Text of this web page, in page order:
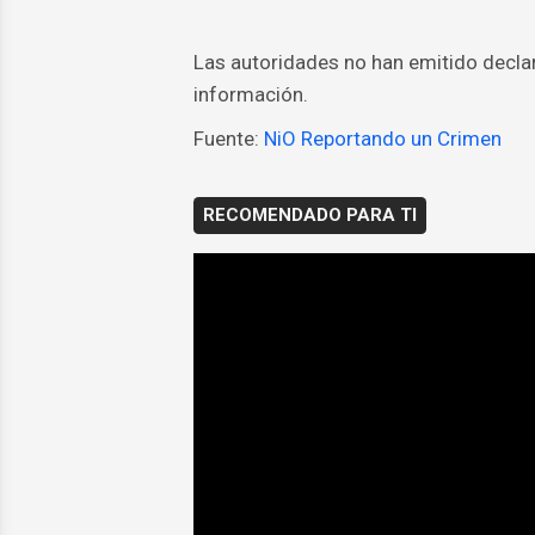
Las autoridades no han emitido
información.
Fuente: NiO Reportando un Crimen
RECOMENDADO PARA TI